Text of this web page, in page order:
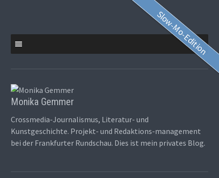
springen
Monika Gemmer
Crossmedia-Journalismus, Literatur- und
Kunstgeschichte. Projekt- und Redaktions-management
bei der Frankfurter Rundschau. Dies ist mein privates Blog.
Slow-Mo-Edition